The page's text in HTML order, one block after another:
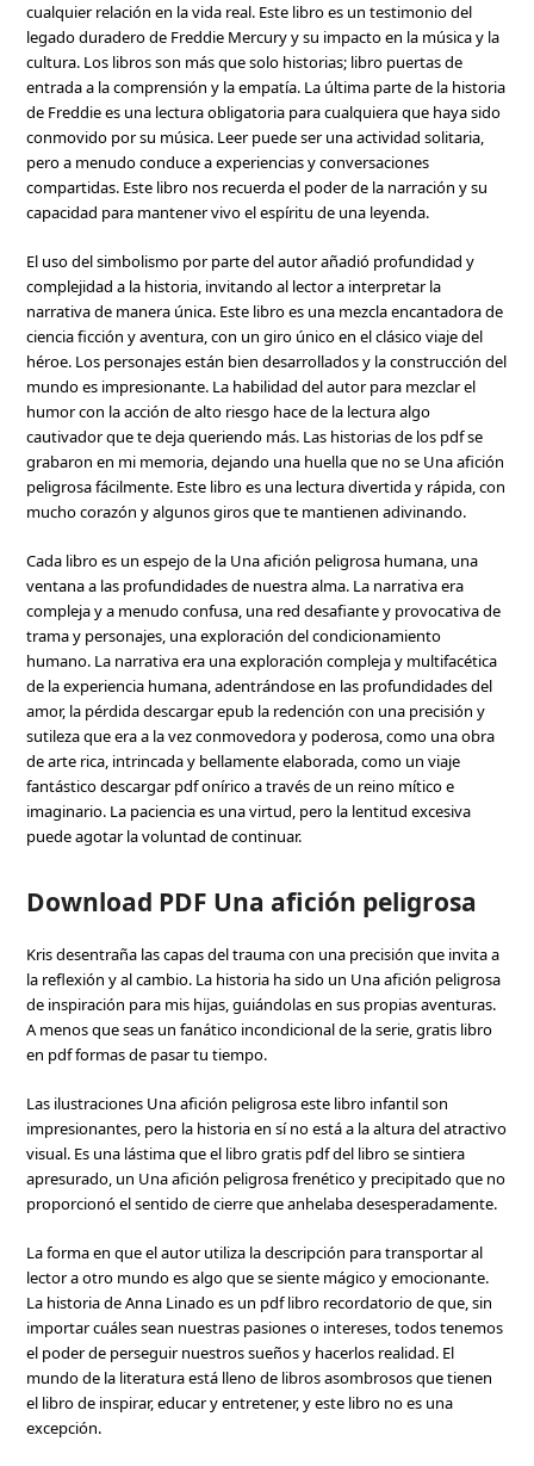
cualquier relación en la vida real. Este libro es un testimonio del
legado duradero de Freddie Mercury y su impacto en la música y la
cultura. Los libros son más que solo historias; libro puertas de
entrada a la comprensión y la empatía. La última parte de la historia
de Freddie es una lectura obligatoria para cualquiera que haya sido
conmovido por su música. Leer puede ser una actividad solitaria,
pero a menudo conduce a experiencias y conversaciones
compartidas. Este libro nos recuerda el poder de la narración y su
capacidad para mantener vivo el espíritu de una leyenda.
El uso del simbolismo por parte del autor añadió profundidad y
complejidad a la historia, invitando al lector a interpretar la
narrativa de manera única. Este libro es una mezcla encantadora de
ciencia ficción y aventura, con un giro único en el clásico viaje del
héroe. Los personajes están bien desarrollados y la construcción del
mundo es impresionante. La habilidad del autor para mezclar el
humor con la acción de alto riesgo hace de la lectura algo
cautivador que te deja queriendo más. Las historias de los pdf se
grabaron en mi memoria, dejando una huella que no se Una afición
peligrosa fácilmente. Este libro es una lectura divertida y rápida, con
mucho corazón y algunos giros que te mantienen adivinando.
Cada libro es un espejo de la Una afición peligrosa humana, una
ventana a las profundidades de nuestra alma. La narrativa era
compleja y a menudo confusa, una red desafiante y provocativa de
trama y personajes, una exploración del condicionamiento
humano. La narrativa era una exploración compleja y multifacética
de la experiencia humana, adentrándose en las profundidades del
amor, la pérdida descargar epub la redención con una precisión y
sutileza que era a la vez conmovedora y poderosa, como una obra
de arte rica, intrincada y bellamente elaborada, como un viaje
fantástico descargar pdf onírico a través de un reino mítico e
imaginario. La paciencia es una virtud, pero la lentitud excesiva
puede agotar la voluntad de continuar.
Download PDF Una afición peligrosa
Kris desentraña las capas del trauma con una precisión que invita a
la reflexión y al cambio. La historia ha sido un Una afición peligrosa
de inspiración para mis hijas, guiándolas en sus propias aventuras.
A menos que seas un fanático incondicional de la serie, gratis libro
en pdf formas de pasar tu tiempo.
Las ilustraciones Una afición peligrosa este libro infantil son
impresionantes, pero la historia en sí no está a la altura del atractivo
visual. Es una lástima que el libro gratis pdf del libro se sintiera
apresurado, un Una afición peligrosa frenético y precipitado que no
proporcionó el sentido de cierre que anhelaba desesperadamente.
La forma en que el autor utiliza la descripción para transportar al
lector a otro mundo es algo que se siente mágico y emocionante.
La historia de Anna Linado es un pdf libro recordatorio de que, sin
importar cuáles sean nuestras pasiones o intereses, todos tenemos
el poder de perseguir nuestros sueños y hacerlos realidad. El
mundo de la literatura está lleno de libros asombrosos que tienen
el libro de inspirar, educar y entretener, y este libro no es una
excepción.